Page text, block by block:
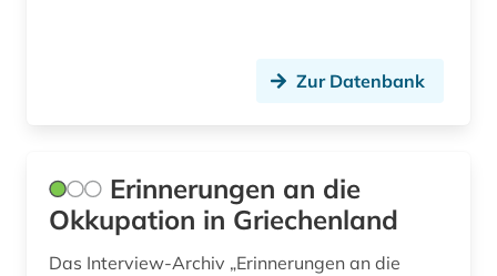
Zur Datenbank
Erinnerungen an die
Okkupation in Griechenland
Das Interview-Archiv „Erinnerungen an die